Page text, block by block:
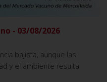
- 03/08/2026
bajista, aunque las
y el ambiente resulta